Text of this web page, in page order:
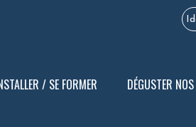
/ SE FORMER DÉGUSTER